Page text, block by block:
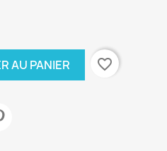
AU PANIER favorite_border